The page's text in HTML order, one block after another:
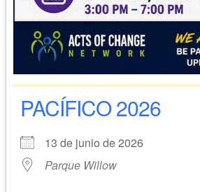
PACÍFICO 2026
13 de junio de 2026
Parque Willow